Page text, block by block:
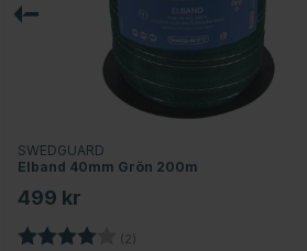
SWEDGUARD
Elband 40mm Grön 200m
499 kr
Betyg: (2)